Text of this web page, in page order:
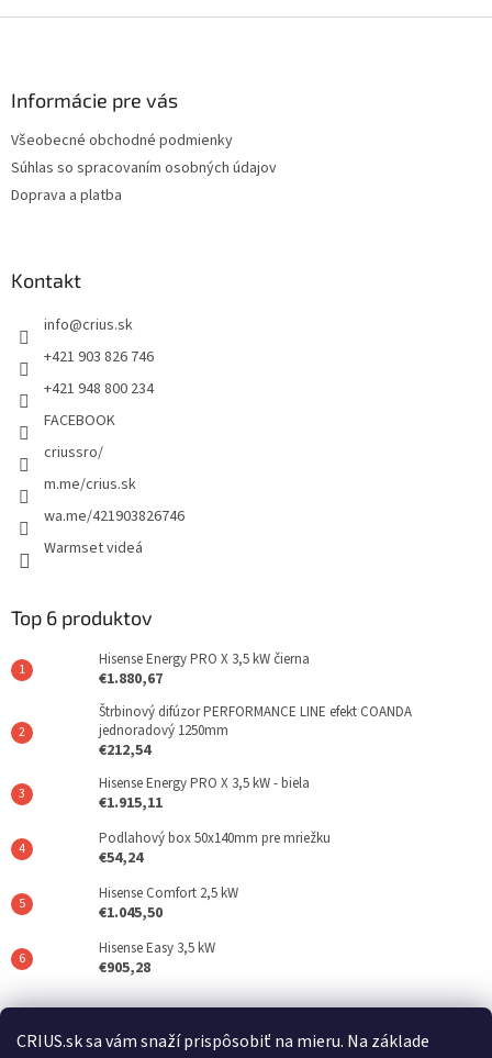
CRIUS.sk sa vám snaží prispôsobiť na mieru. Na základe
Informácie pre vás
Všeobecné obchodné podmienky
Súhlas so spracovaním osobných údajov
Doprava a platba
Kontakt
info@crius.sk
+421 903 826 746
+421 948 800 234
FACEBOOK
criussro/
m.me/crius.sk
wa.me/421903826746
Warmset videá
Top 6 produktov
Hisense Energy PRO X 3,5 kW čierna
€1.880,67
Štrbinový difúzor PERFORMANCE LINE efekt COANDA
jednoradový 1250mm
€212,54
Hisense Energy PRO X 3,5 kW - biela
€1.915,11
Podlahový box 50x140mm pre mriežku
€54,24
Hisense Comfort 2,5 kW
€1.045,50
Hisense Easy 3,5 kW
€905,28
Posledné hodnotenie produktov